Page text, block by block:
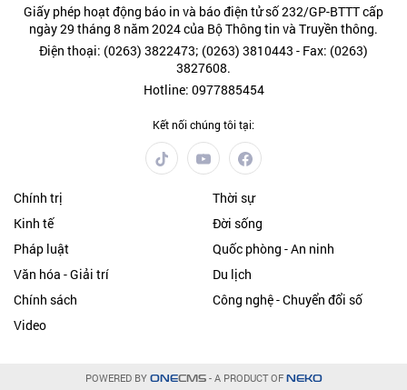
Giấy phép hoạt động báo in và báo điện tử số 232/GP-BTTT cấp
ngày 29 tháng 8 năm 2024 của Bộ Thông tin và Truyền thông.
Điện thoại: (0263) 3822473; (0263) 3810443 - Fax: (0263)
3827608.
Hotline: 0977885454
Kết nối chúng tôi tại:
Chính trị
Thời sự
Kinh tế
Đời sống
Pháp luật
Quốc phòng - An ninh
Văn hóa - Giải trí
Du lịch
Chính sách
Công nghệ - Chuyển đổi số
Video
POWERED BY ONECMS- A PRODUCT OF NEKO